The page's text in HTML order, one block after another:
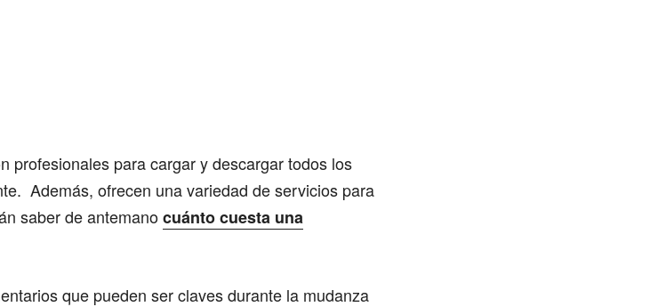
profesionales para cargar y descargar todos los
Además, ofrecen una variedad de servicios para
saber de antemanocuánto cuesta una
que pueden ser claves durante la mudanza